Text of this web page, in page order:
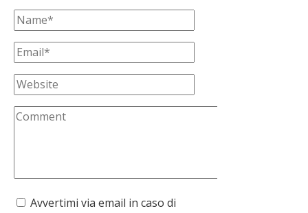
Avvertimi via email in caso di